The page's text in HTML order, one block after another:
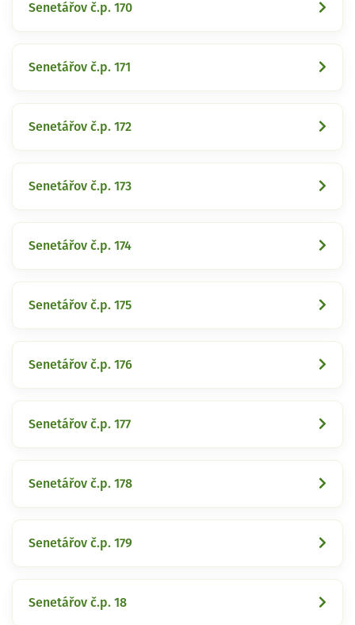
Senetářov č.p. 170
Senetářov č.p. 171
Senetářov č.p. 172
Senetářov č.p. 173
Senetářov č.p. 174
Senetářov č.p. 175
Senetářov č.p. 176
Senetářov č.p. 177
Senetářov č.p. 178
Senetářov č.p. 179
Senetářov č.p. 18